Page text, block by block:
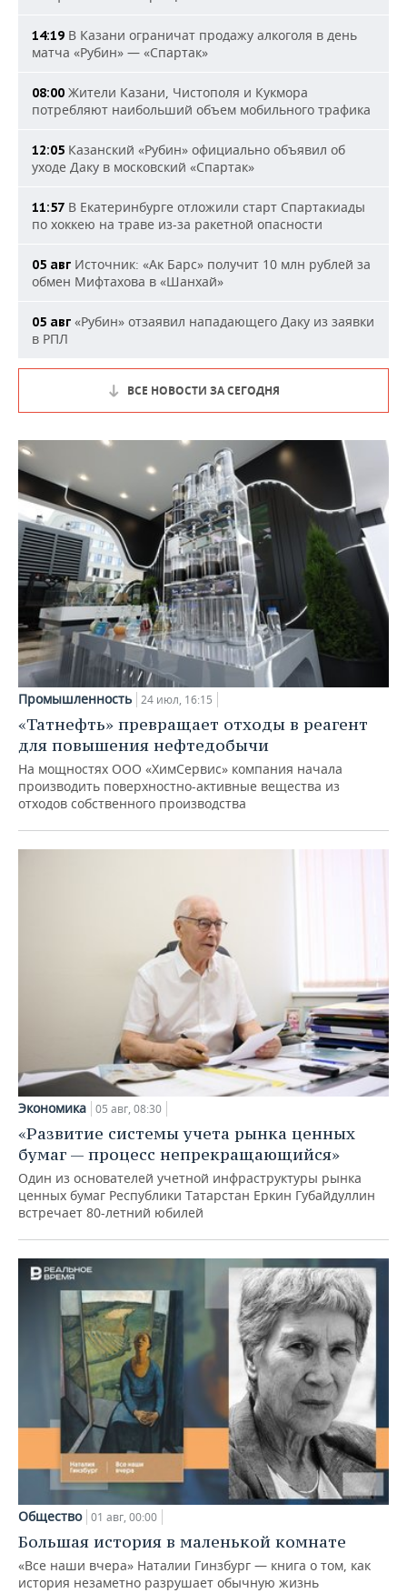
14:19 В Казани ограничат продажу алкоголя в день
матча «Рубин» — «Спартак»
08:00 Жители Казани, Чистополя и Кукмора
потребляют наибольший объем мобильного трафика
12:05 Казанский «Рубин» официально объявил об
уходе Даку в московский «Спартак»
11:57 В Екатеринбурге отложили старт Спартакиады
по хоккею на траве из-за ракетной опасности
05 авг Источник: «Ак Барс» получит 10 млн рублей за
обмен Мифтахова в «Шанхай»
05 авг «Рубин» отзаявил нападающего Даку из заявки
в РПЛ
ВСЕ НОВОСТИ ЗА СЕГОДНЯ
Промышленность 24 июл, 16:15
«Татнефть» превращает отходы в реагент
для повышения нефтедобычи
На мощностях ООО «ХимСервис» компания начала
производить поверхностно-активные вещества из
отходов собственного производства
Экономика 05 авг, 08:30
«Развитие системы учета рынка ценных
бумаг — процесс непрекращающийся»
Один из основателей учетной инфраструктуры рынка
ценных бумаг Республики Татарстан Еркин Губайдуллин
встречает 80-летний юбилей
Общество 01 авг, 00:00
Большая история в маленькой комнате
«Все наши вчера» Наталии Гинзбург — книга о том, как
история незаметно разрушает обычную жизнь